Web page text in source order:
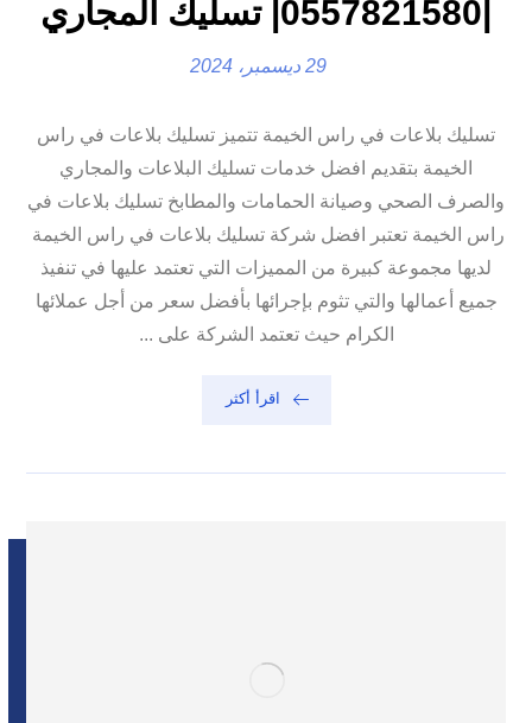
29 ديسمبر، 2024
تسليك بلاعات في راس الخيمة تتميز تسليك بلاعات في راس
الخيمة بتقديم افضل خدمات تسليك البلاعات والمجاري
والصرف الصحي وصيانة الحمامات والمطابخ تسليك بلاعات في
راس الخيمة تعتبر افضل شركة تسليك بلاعات في راس الخيمة
لديها مجموعة كبيرة من المميزات التي تعتمد عليها في تنفيذ
جميع أعمالها والتي تثوم بإجرائها بأفضل سعر من أجل عملائها
الكرام حيث تعتمد الشركة على ...
اقرأ أكثر